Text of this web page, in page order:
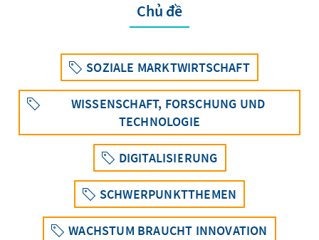
Chủ đề
SOZIALE MARKTWIRTSCHAFT
WISSENSCHAFT, FORSCHUNG UND
TECHNOLOGIE
DIGITALISIERUNG
SCHWERPUNKTTHEMEN
WACHSTUM BRAUCHT INNOVATION